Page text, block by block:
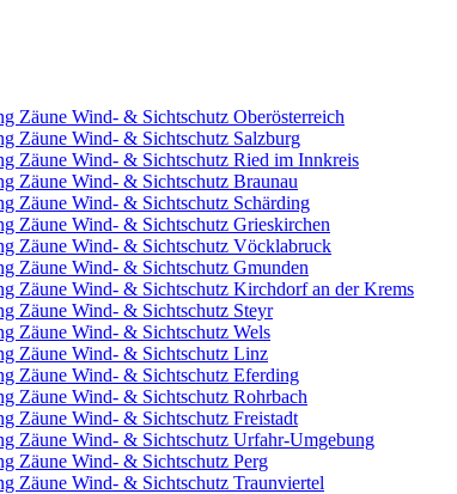
Zäune Wind- & Sichtschutz Oberösterreich
Zäune Wind- & Sichtschutz Salzburg
Zäune Wind- & Sichtschutz Ried im Innkreis
Zäune Wind- & Sichtschutz Braunau
Zäune Wind- & Sichtschutz Schärding
Zäune Wind- & Sichtschutz Grieskirchen
Zäune Wind- & Sichtschutz Vöcklabruck
Zäune Wind- & Sichtschutz Gmunden
Zäune Wind- & Sichtschutz Kirchdorf an der Krems
Zäune Wind- & Sichtschutz Steyr
Zäune Wind- & Sichtschutz Wels
Zäune Wind- & Sichtschutz Linz
Zäune Wind- & Sichtschutz Eferding
Zäune Wind- & Sichtschutz Rohrbach
Zäune Wind- & Sichtschutz Freistadt
Zäune Wind- & Sichtschutz Urfahr-Umgebung
Zäune Wind- & Sichtschutz Perg
Zäune Wind- & Sichtschutz Traunviertel